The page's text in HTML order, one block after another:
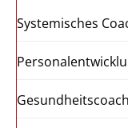
Systemisches